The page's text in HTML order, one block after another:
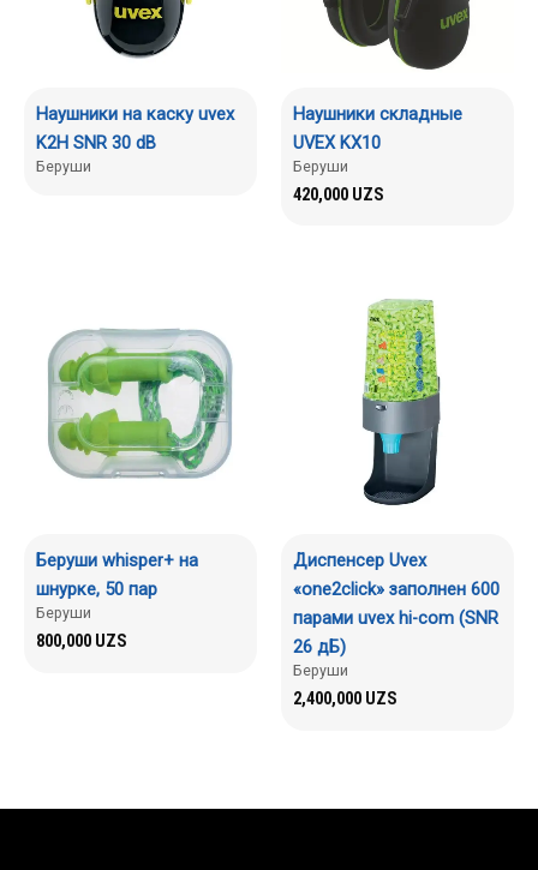
Наушники на каску uvex
K2H SNR 30 dB
Беруши
Наушники складные
UVEX KX10
Беруши
420,000 UZS
Беруши whisper+ на
шнурке, 50 пар
Беруши
800,000 UZS
Диспенсер Uvex
«one2click» заполнен 600
парами uvex hi-com (SNR
26 дБ)
Беруши
2,400,000 UZS